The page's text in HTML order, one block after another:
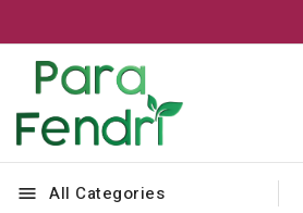
menu All Categories